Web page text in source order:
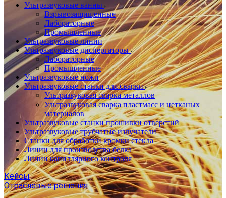
Ультразвуковые ванны
Взрывозащищенные
Лабораторные
Промышленные
Ультразвуковые линии
Ультразвуковые диспергаторы
Лабораторные
Промышленные
Ультразвуковые ножи
Ультразвуковые станки для сварки
Ультразвуковая сварка металлов
Ультразвуковая сварка пластмасс и нетканых
материалов
Ультразвуковые станки прошивки отверстий
Ультразвуковые трубчатые излучатели
Станки для обработки кромки стекла
Линии для производства белка
Линии капиллярного контроля
Кейсы
Отраслевые решения